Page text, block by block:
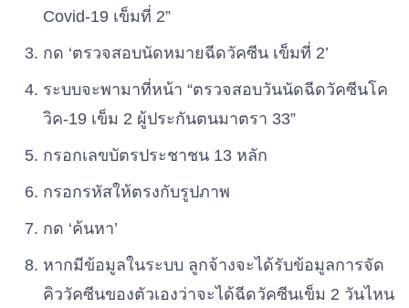
Covid-19 เข็มที่ 2”
กด ‘ตรวจสอบนัดหมายฉีดวัคซีน เข็มที่ 2’
ระบบจะพามาที่หน้า “ตรวจสอบวันนัดฉีดวัคซีนโค
วิค-19 เข็ม 2 ผู้ประกันตนมาตรา 33”
กรอกเลขบัตรประชาชน 13 หลัก
กรอกรหัสให้ตรงกับรูปภาพ
กด ‘ค้นหา’
หากมีข้อมูลในระบบ ลูกจ้างจะได้รับข้อมูลการจัด
คิววัคซีนของตัวเองว่าจะได้ฉีดวัคซีนเข็ม 2 วันไหน